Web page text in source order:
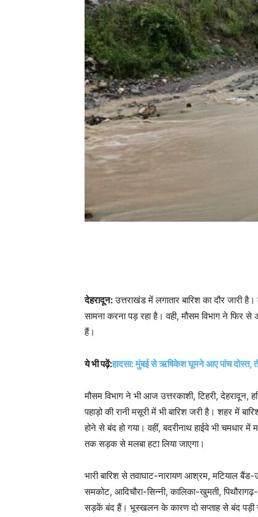
देहरादून:उत्तराखंड में लगातार बारिश का दौर जारी
सामना करना पड़ रहा है। वही, मौसम विभाग ने फिर से
हैं।
ये भी पढ़ें:हादसा: मुंबई से ऋषिकेश घूमने आए पांच दोस्त,
मौसम विभाग ने भी आज उत्तरकाशी, टिहरी, देहरादून,
पहाड़ो की रानी मसूरी में भी बारिश जरी है। शहर में
होने से बंद हो गया। वहीं, बदरीनाथ हाईवे भी
तक सड़क से मलबा हटा लिया जाएगा।
भारी बारिश से तवाघाट-नारायण आश्रम, मटियाल बैंड-
समकोट, आदिचौरा-सिन्नी, कालिका-खुमती,
सड़कें बंद हैं। भूस्खलन के कारण दो सप्ताह से बंद पड़ी